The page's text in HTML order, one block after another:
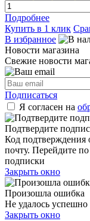
Подробнее
Купить в 1 клик
В избранное
Новости магазина
Свежие новости
Подписаться
Я согласен на
Подтвердите
Код подтверждения
почту. Перейдите
подписки
Закрыть окно
Произошла ошибка
Не удалось успешно
Закрыть окно